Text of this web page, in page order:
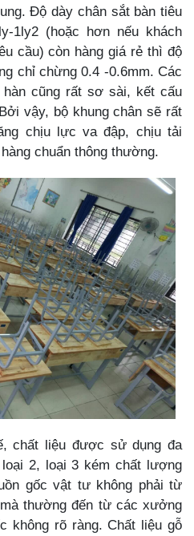
Độ dày chân sắt bàn tiêu
1ly2 (hoặc hơn nếu khách
cầu) còn hàng giá rẻ thì độ
chỉ chừng 0.4 -0.6mm. Các
cũng rất sơ sài, kết cấu
vậy, bộ khung chân sẽ rất
chịu lực va đập, chịu tải
chuẩn thông thường.
chất liệu được sử dụng đa
2, loại 3 kém chất lượng
gốc vật tư không phải từ
thường đến từ các xưởng
không rõ ràng. Chất liệu gỗ